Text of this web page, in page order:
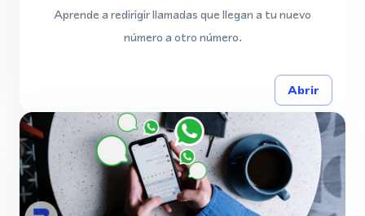
Aprende a redirigir llamadas que llegan a tu nuevo
número a otro número.
Abrir